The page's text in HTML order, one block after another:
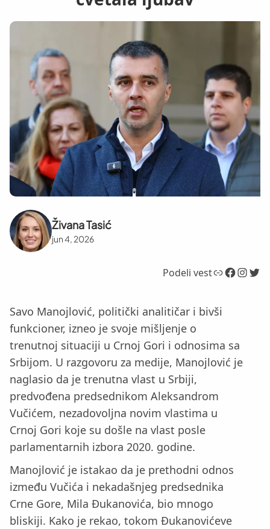
Živana Tasić
jun 4, 2026
Podeli vestLink Facebook InstagramTwitter
Savo Manojlović, politički analitičar i bivši
funkcioner, izneo je svoje mišljenje o
trenutnoj situaciji u Crnoj Gori i odnosima sa
Srbijom. U razgovoru za medije, Manojlović je
naglasio da je trenutna vlast u Srbiji,
predvođena predsednikom Aleksandrom
Vučićem, nezadovoljna novim vlastima u
Crnoj Gori koje su došle na vlast posle
parlamentarnih izbora 2020. godine.
Manojlović je istakao da je prethodni odnos
između Vučića i nekadašnjeg predsednika
Crne Gore, Mila Đukanovića, bio mnogo
bliskiji. Kako je rekao, tokom Đukanovićeve